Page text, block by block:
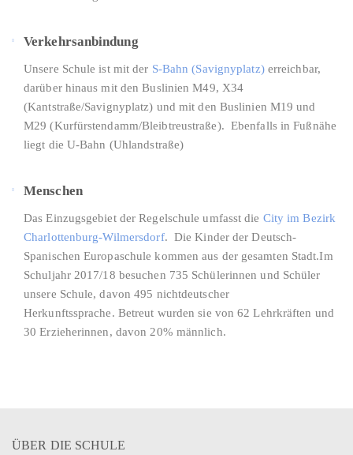
Verkehrsanbindung
Unsere Schule ist mit der S-Bahn (Savignyplatz)erreichbar,
darüber hinaus mit den Buslinien M49, X34
(Kantstraße/Savignyplatz) und mit den Buslinien M19 und
M29 (Kurfürstendamm/Bleibtreustraße). Ebenfalls in Fußnähe
liegt die U-Bahn (Uhlandstraße)
Menschen
Das Einzugsgebiet der Regelschule umfasst die City im Bezirk
Charlottenburg-Wilmersdorf. Die Kinder der Deutsch-
Spanischen Europaschule kommen aus der gesamten Stadt.Im
Schuljahr 2017/18 besuchen 735 Schülerinnen und Schüler
unsere Schule, davon 495 nichtdeutscher
Herkunftssprache. Betreut wurden sie von 62 Lehrkräften und
30 Erzieherinnen, davon 20% männlich.
ÜBER DIE SCHULE